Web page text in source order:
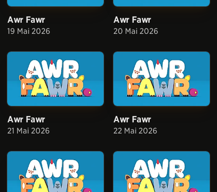
Awr Fawr
19 Mai 2026
Awr Fawr
20 Mai 2026
Awr Fawr
21 Mai 2026
Awr Fawr
22 Mai 2026